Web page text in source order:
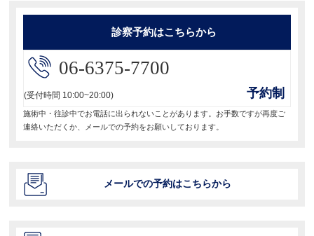
診察予約はこちらから
06-6375-7700
(受付時間 10:00~20:00) 予約制
施術中・往診中でお電話に出られないことがあります。お手数ですが再度ご
連絡いただくか、メールでの予約をお願いしております。
メールでの予約はこちらから